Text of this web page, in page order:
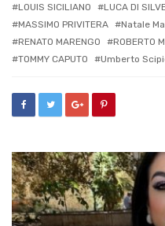
LOUIS SICILIANO
LUCA DI
MASSIMO PRIVITERA
Natale
RENATO MARENGO
ROBERTO
TOMMY CAPUTO
Umberto